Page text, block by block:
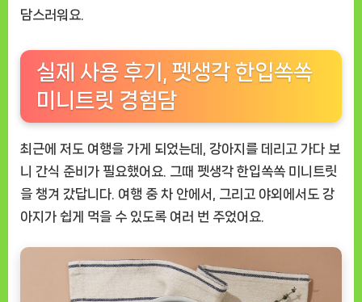
담스러워요.
실제 사용 후기, 펫생각 한입쏙쏙
미니트릿 경험담
최근에 저도 여행을 가게 되었는데, 강아지를 데리고 가다 보
니 간식 준비가 필요했어요. 그때 펫생각 한입쏙쏙 미니트릿
을 챙겨 갔답니다. 여행 중 차 안에서, 그리고 야외에서도 강
아지가 쉽게 먹을 수 있도록 여러 번 주었어요.